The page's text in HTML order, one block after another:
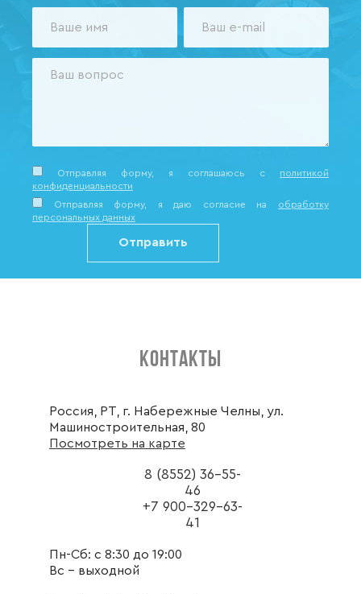
Отправляя форму, я соглашаюсь c политикой
конфиденциальности
Отправляя форму, я даю согласие на обработку
персональных данных
КОНТАКТЫ
Россия, РТ, г. Набережные Челны, ул.
Машиностроительная, 80
Посмотреть на карте
8 (8552) 36-55-
46
+7 900-329-63-
41
Пн-Сб: с 8:30 до 19:00
Вс - выходной